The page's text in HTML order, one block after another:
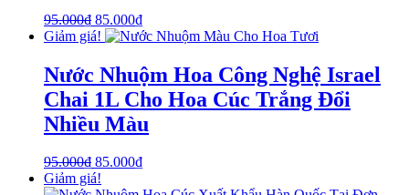
95.000₫ 85.000₫
Giảm giá!
Nước Nhuộm Hoa Công Nghệ Israel
Chai 1L Cho Hoa Cúc Trắng Đổi
Nhiều Màu
95.000₫ 85.000₫
Giảm giá!